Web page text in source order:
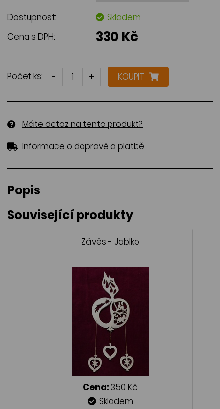
Dostupnost:
Skladem
Cena s DPH:
330 Kč
Počet ks: - + KOUPIT
Máte dotaz na tento produkt?
Informace o dopravě a platbě
Popis
Související produkty
Závěs - Jablko
Cena: 350 Kč
Skladem